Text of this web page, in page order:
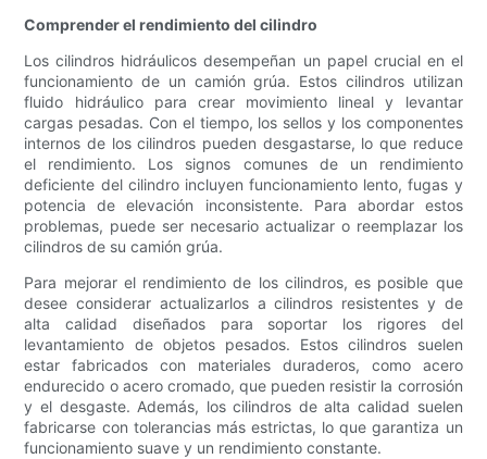
Comprender el rendimiento del cilindro
Los cilindros hidráulicos desempeñan un papel crucial en el
funcionamiento de un camión grúa. Estos cilindros utilizan
fluido hidráulico para crear movimiento lineal y levantar
cargas pesadas. Con el tiempo, los sellos y los componentes
internos de los cilindros pueden desgastarse, lo que reduce
el rendimiento. Los signos comunes de un rendimiento
deficiente del cilindro incluyen funcionamiento lento, fugas y
potencia de elevación inconsistente. Para abordar estos
problemas, puede ser necesario actualizar o reemplazar los
cilindros de su camión grúa.
Para mejorar el rendimiento de los cilindros, es posible que
desee considerar actualizarlos a cilindros resistentes y de
alta calidad diseñados para soportar los rigores del
levantamiento de objetos pesados. Estos cilindros suelen
estar fabricados con materiales duraderos, como acero
endurecido o acero cromado, que pueden resistir la corrosión
y el desgaste. Además, los cilindros de alta calidad suelen
fabricarse con tolerancias más estrictas, lo que garantiza un
funcionamiento suave y un rendimiento constante.